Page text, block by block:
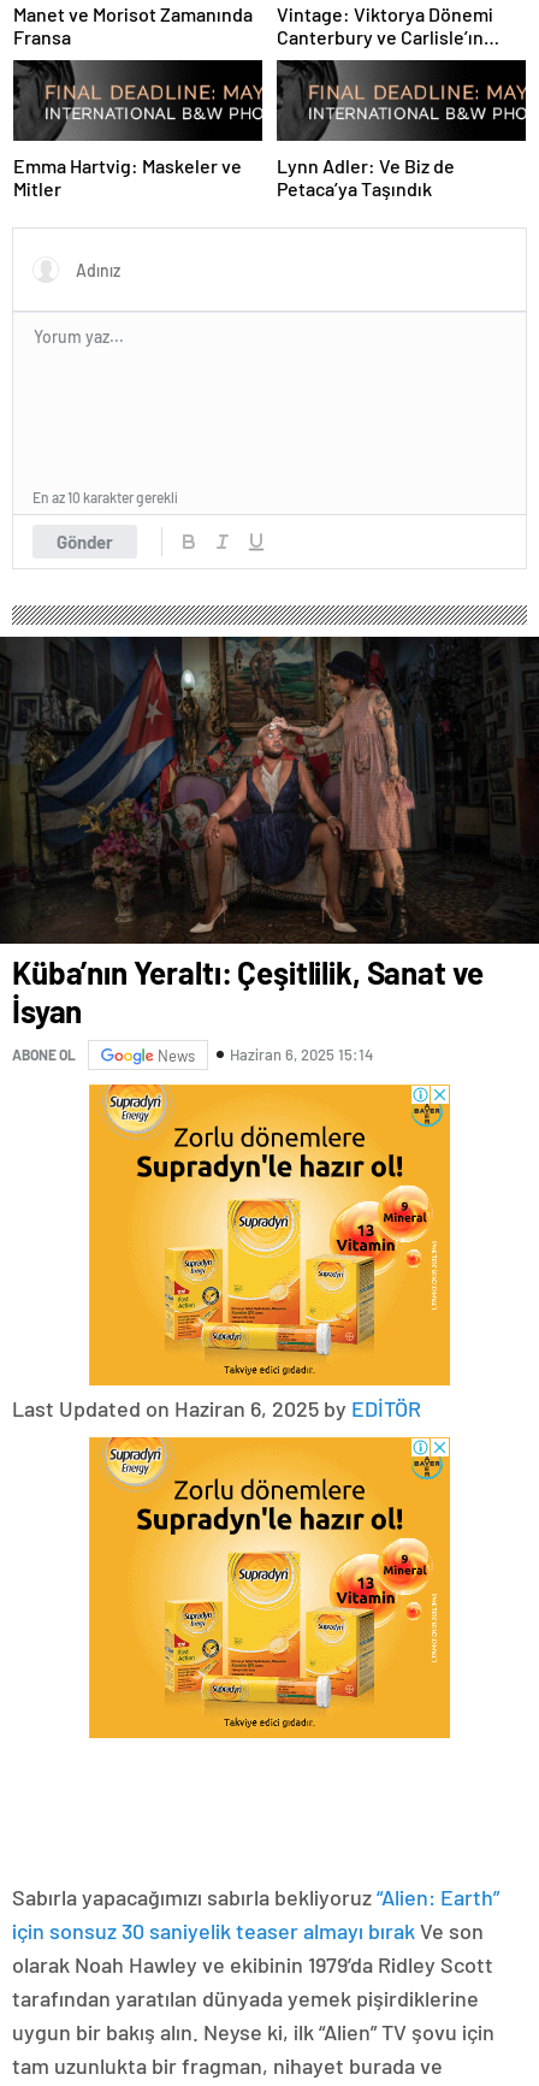
Manet ve Morisot Zamanında
Fransa
Vintage: Viktorya Dönemi
Canterbury ve Carlisle’ın
Tarihi Siyah-Beyaz
Fotoğrafları
Emma Hartvig: Maskeler ve
Mitler
Lynn Adler: Ve Biz de
Petaca’ya Taşındık
Gönder
En az 10 karakter gerekli
Küba’nın Yeraltı: Çeşitlilik, Sanat ve
İsyan
ABONE OL News Haziran 6, 2025 15:14
Last Updated on Haziran 6, 2025 by EDİTÖR
Sabırla yapacağımızı sabırla bekliyoruz“Alien: Earth”
için sonsuz 30 saniyelik teaser almayı bırakVe son
olarak Noah Hawley ve ekibinin 1979’da Ridley Scott
tarafından yaratılan dünyada yemek pişirdiklerine
uygun bir bakış alın. Neyse ki, ilk “Alien” TV şovu için
tam uzunlukta bir fragman, nihayet burada ve